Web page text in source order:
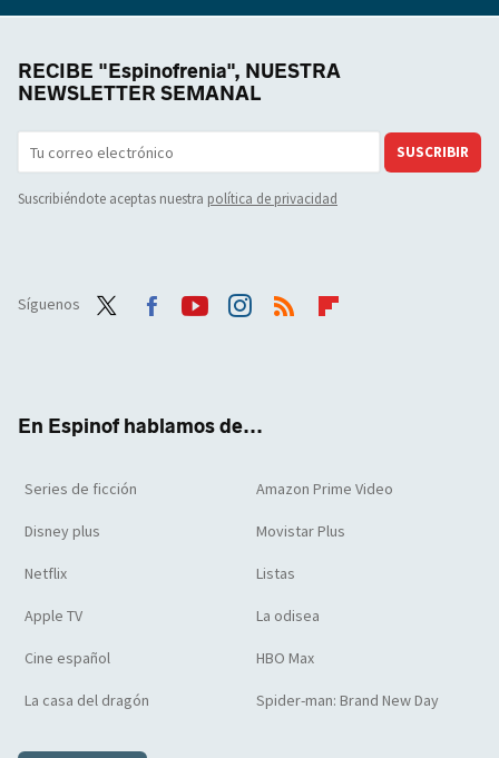
RECIBE "Espinofrenia", NUESTRA
NEWSLETTER SEMANAL
SUSCRIBIR
Suscribiéndote aceptas nuestra política de privacidad
Síguenos
En Espinof hablamos de...
Series de ficción Amazon Prime Video
Disney plus Movistar Plus
Netflix Listas
Apple TV La odisea
Cine español HBO Max
La casa del dragón Spider-man: Brand New Day